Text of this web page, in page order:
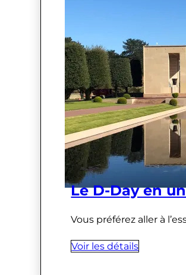
Le D-Day en
Vous préférez aller à
Voir les détails